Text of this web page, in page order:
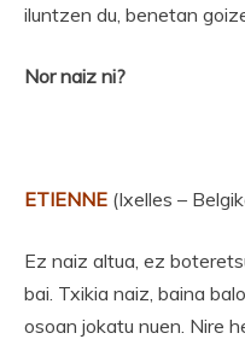
iluntzen du, benetan
Nor naiz ni?
ETIENNE (Ixelles –
Ez naiz altua, ez
bai. Txikia naiz, baina
osoan jokatu nuen. Nire